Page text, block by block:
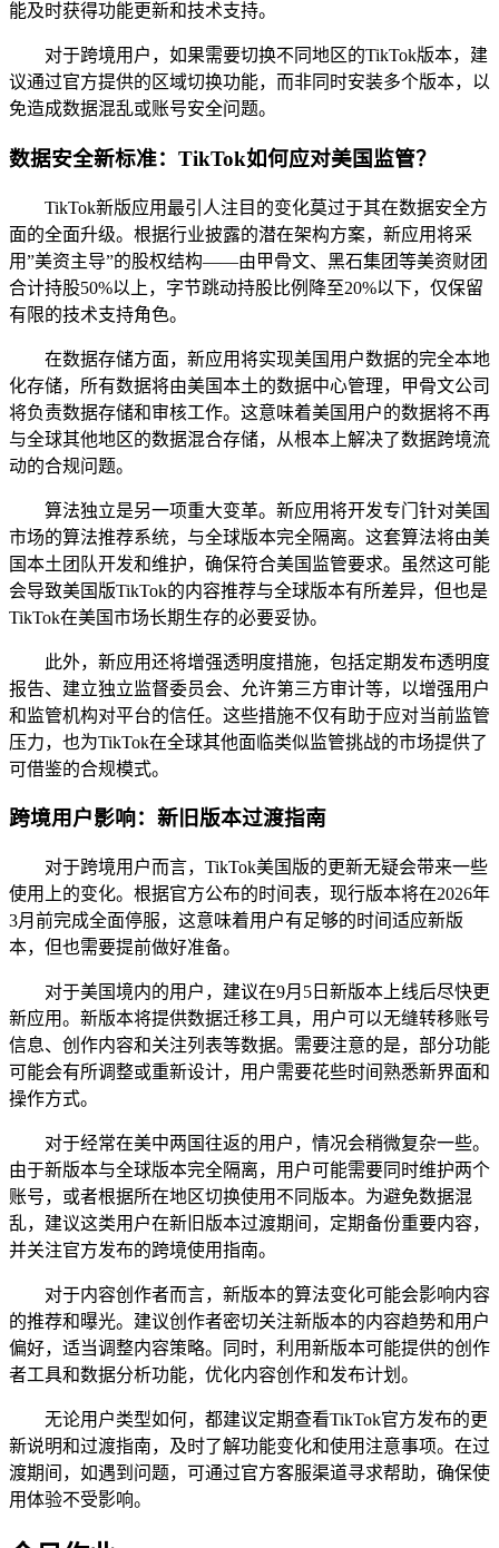
能及时获得功能更新和技术支持。
对于跨境用户，如果需要切换不同地区的TikTok版本，建
议通过官方提供的区域切换功能，而非同时安装多个版本，以
免造成数据混乱或账号安全问题。
数据安全新标准：TikTok如何应对美国监管？
TikTok新版应用最引人注目的变化莫过于其在数据安全方
面的全面升级。根据行业披露的潜在架构方案，新应用将采
用”美资主导”的股权结构——由甲骨文、黑石集团等美资财团
合计持股50%以上，字节跳动持股比例降至20%以下，仅保留
有限的技术支持角色。
在数据存储方面，新应用将实现美国用户数据的完全本地
化存储，所有数据将由美国本土的数据中心管理，甲骨文公司
将负责数据存储和审核工作。这意味着美国用户的数据将不再
与全球其他地区的数据混合存储，从根本上解决了数据跨境流
动的合规问题。
算法独立是另一项重大变革。新应用将开发专门针对美国
市场的算法推荐系统，与全球版本完全隔离。这套算法将由美
国本土团队开发和维护，确保符合美国监管要求。虽然这可能
会导致美国版TikTok的内容推荐与全球版本有所差异，但也是
TikTok在美国市场长期生存的必要妥协。
此外，新应用还将增强透明度措施，包括定期发布透明度
报告、建立独立监督委员会、允许第三方审计等，以增强用户
和监管机构对平台的信任。这些措施不仅有助于应对当前监管
压力，也为TikTok在全球其他面临类似监管挑战的市场提供了
可借鉴的合规模式。
跨境用户影响：新旧版本过渡指南
对于跨境用户而言，TikTok美国版的更新无疑会带来一些
使用上的变化。根据官方公布的时间表，现行版本将在2026年
3月前完成全面停服，这意味着用户有足够的时间适应新版
本，但也需要提前做好准备。
对于美国境内的用户，建议在9月5日新版本上线后尽快更
新应用。新版本将提供数据迁移工具，用户可以无缝转移账号
信息、创作内容和关注列表等数据。需要注意的是，部分功能
可能会有所调整或重新设计，用户需要花些时间熟悉新界面和
操作方式。
对于经常在美中两国往返的用户，情况会稍微复杂一些。
由于新版本与全球版本完全隔离，用户可能需要同时维护两个
账号，或者根据所在地区切换使用不同版本。为避免数据混
乱，建议这类用户在新旧版本过渡期间，定期备份重要内容，
并关注官方发布的跨境使用指南。
对于内容创作者而言，新版本的算法变化可能会影响内容
的推荐和曝光。建议创作者密切关注新版本的内容趋势和用户
偏好，适当调整内容策略。同时，利用新版本可能提供的创作
者工具和数据分析功能，优化内容创作和发布计划。
无论用户类型如何，都建议定期查看TikTok官方发布的更
新说明和过渡指南，及时了解功能变化和使用注意事项。在过
渡期间，如遇到问题，可通过官方客服渠道寻求帮助，确保使
用体验不受影响。